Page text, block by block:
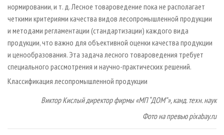
нормировании, и т. д. Лесное товароведение пока не располагает
четкими критериями качества видов лесопромышленной продукции
и методами регламентации (стандартизации) каждого вида
продукции, что важно для объективной оценки качества продукции
и ценообразования. Эта задача лесного товароведения требует
специального рассмотрения и научно-практических решений.
Классификация лесопромышленной продукции
Виктор Кислый директор фирмы «МП “ДОМ”», канд. техн. наук
Фото на превью pixabay.ru